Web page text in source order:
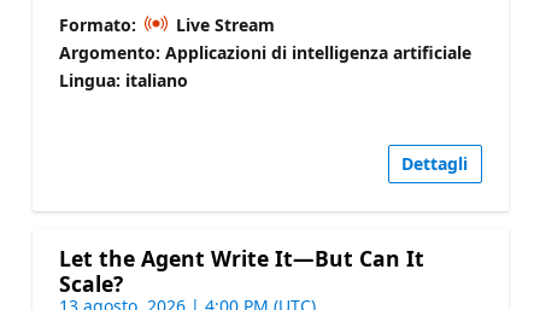
Formato:
Live Stream
Argomento: Applicazioni di intelligenza artificiale
Lingua: italiano
Dettagli
Let the Agent Write It—But Can It
Scale?